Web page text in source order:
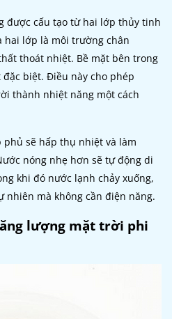
được cấu tạo từ hai lớp thủy tinh
hai lớp là môi trường chân
thoát nhiệt. Bề mặt bên trong
biệt. Điều này cho phép
thành nhiệt năng một cách
phủ sẽ hấp thụ nhiệt và làm
nóng nhẹ hơn sẽ tự động di
khi đó nước lạnh chảy xuống,
nhiên mà không cần điện năng.
lượng mặt trời phi